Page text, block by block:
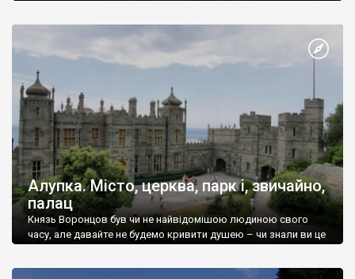
Алупка. Місто, церква, парк і, звичайно,
палац
Князь Воронцов був чи не найвідомішою людиною свого
часу, але давайте не будемо кривити душею – чи знали ви це